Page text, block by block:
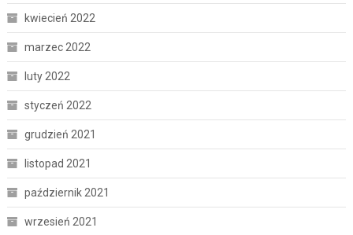
kwiecień 2022
marzec 2022
luty 2022
styczeń 2022
grudzień 2021
listopad 2021
październik 2021
wrzesień 2021